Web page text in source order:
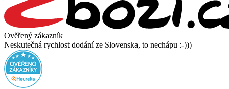
Ověřený zákazník
Neskutečná rychlost dodání ze Slovenska, to nechápu :-)))